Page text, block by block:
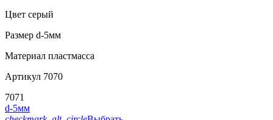
Цвет серый
Размер d-5мм
Материал пластмасса
Артикул 7070
7071
d-5мм